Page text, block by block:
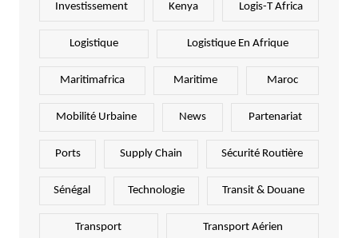
Investissement Kenya Logis-T Africa
Logistique Logistique En Afrique
Maritimafrica Maritime Maroc
Mobilité Urbaine News Partenariat
Ports Supply Chain Sécurité Routière
Sénégal Technologie Transit & Douane
Transport Transport Aérien